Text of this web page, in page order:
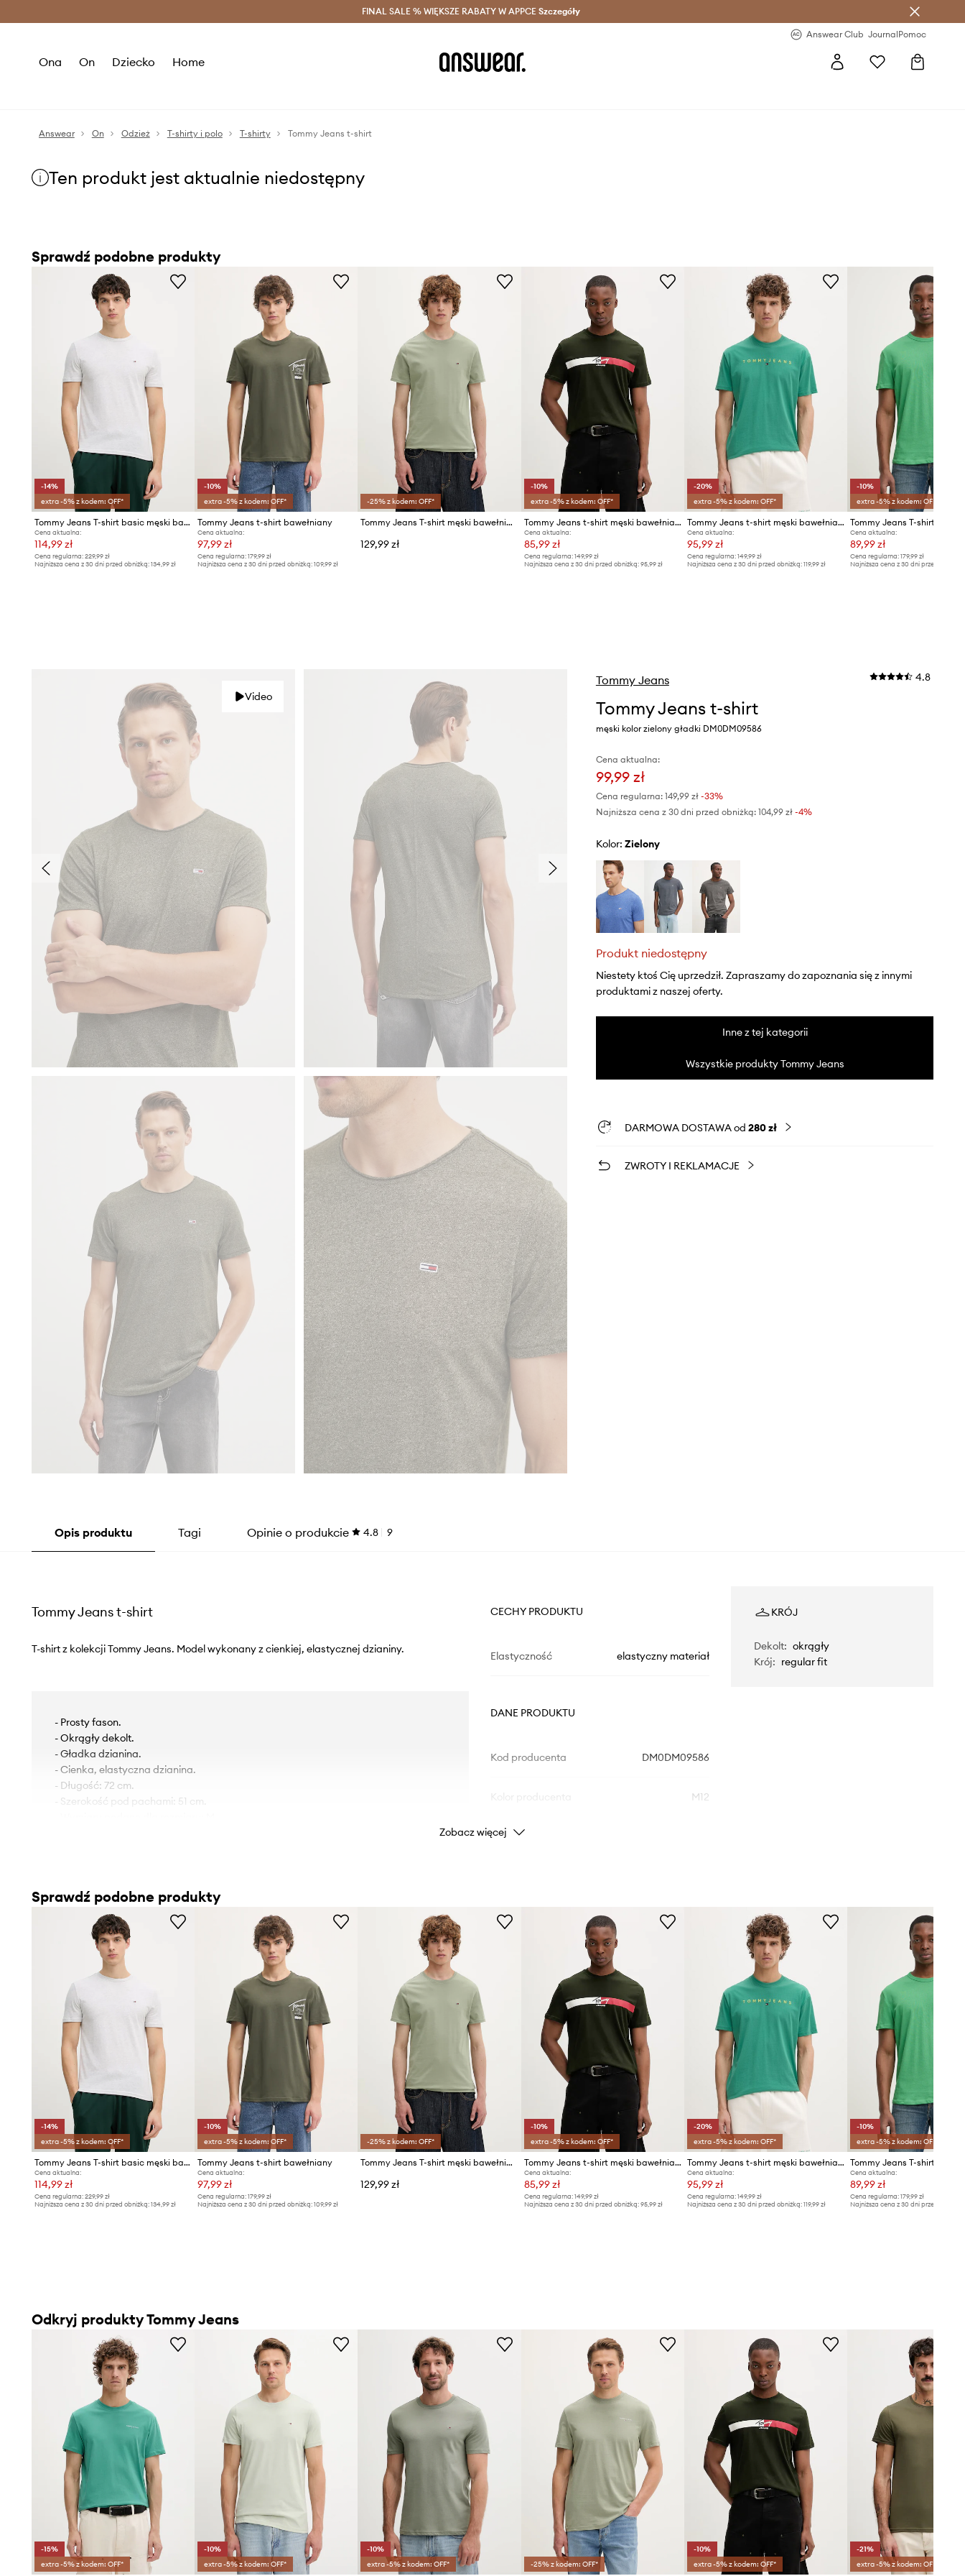
Oszczędzaj z Answear Club > Dostawa nawet w 24h >
FINAL SALE % WIĘKSZE RABATY W APPCE Szczegóły
Answear Club JournalPomoc
Ona On Dziecko Home
Answear On Odzież T-shirty i polo T-shirty Tommy Jeans t-shirt
Ten produkt jest aktualnie niedostępny
Sprawdź podobne produkty
-14%
extra -5% z kodem: OFF*
Tommy Jeans T-shirt basic męski bawełniany 2-pack
Cena aktualna:
114,99 zł
Cena regularna: 229,99 zł
Najniższa cena z 30 dni przed obniżką: 134,99 zł
-10%
extra -5% z kodem: OFF*
Tommy Jeans t-shirt bawełniany
Cena aktualna:
97,99 zł
Cena regularna:179,99 zł
Najniższa cena z 30 dni przed obniżką:109,99 zł
-25% z kodem: OFF*
Tommy Jeans T-shirt męski bawełniany
129,99 zł
-10%
extra -5% z kodem: OFF*
Tommy Jeans t-shirt męski bawełniany
Cena aktualna:
85,99 zł
Cena regularna: 149,99 zł
Najniższa cena z 30 dni przed obniżką: 95,99 zł
-20%
extra -5% z kodem: OFF*
Tommy Jeans t-shirt męski bawełniany
Cena aktualna:
95,99 zł
Cena regularna:149,99 zł
Najniższa cena z 30 dni przed obniżką:119,99 zł
-10%
extra -5% z kodem: OFF*
Cena aktualna:
89,99 zł
Cena regularna: 179,99 zł
Najniższa cena z 30 dni przed obniżką:
Video
Tommy Jeans 4.8
Tommy Jeans t-shirt
męski kolor zielony gładki DM0DM09586
Cena aktualna:
99,99 zł
Cena regularna: 149,99 zł-33%
Najniższa cena z 30 dni przed obniżką: 104,99 zł -4%
Kolor: zielony
Produkt niedostępny
Niestety ktoś Cię uprzedził. Zapraszamy do zapoznania się z innymi
produktami z naszej oferty.
Inne z tej kategorii
Wszystkie produkty Tommy Jeans
DARMOWA DOSTAWA od 280 zł
ZWROTY I REKLAMACJE
Opis produktu Tagi Opinie o produkcie 4.8 9
Tommy Jeans t-shirt
T-shirt z kolekcji Tommy Jeans. Model wykonany z cienkiej, elastycznej dzianiny.
- Prosty fason.
- Okrągły dekolt.
- Gładka dzianina.
- Cienka, elastyczna dzianina.
- Długość: 72 cm.
- Szerokość pod pachami: 51 cm.
CECHY PRODUKTU
Elastyczność elastyczny materiał
DANE PRODUKTU
Kod producenta DM0DM09586
M12
Kolor
ID Produktu
KRÓJ
Dekolt: okrągły
Krój: regular fit
Zobacz więcej
Sprawdź podobne produkty
-14%
extra -5% z kodem: OFF*
Tommy Jeans T-shirt basic męski bawełniany 2-pack
Cena aktualna:
114,99 zł
Cena regularna: 229,99 zł
Najniższa cena z 30 dni przed obniżką: 134,99 zł
-10%
extra -5% z kodem: OFF*
Tommy Jeans t-shirt bawełniany
Cena aktualna:
97,99 zł
Cena regularna:179,99 zł
Najniższa cena z 30 dni przed obniżką:109,99 zł
-25% z kodem: OFF*
Tommy Jeans T-shirt męski bawełniany
129,99 zł
-10%
extra -5% z kodem: OFF*
Tommy Jeans t-shirt męski bawełniany
Cena aktualna:
85,99 zł
Cena regularna: 149,99 zł
Najniższa cena z 30 dni przed obniżką: 95,99 zł
-20%
extra -5% z kodem: OFF*
Tommy Jeans t-shirt męski bawełniany
Cena aktualna:
95,99 zł
Cena regularna:149,99 zł
Najniższa cena z 30 dni przed obniżką:119,99 zł
-10%
extra -5% z kodem: OFF*
Cena aktualna:
89,99 zł
Cena regularna: 179,99 zł
Najniższa cena z 30 dni przed obniżką:
Odkryj produkty Tommy Jeans
-15%
extra -5% z kodem: OFF*
-10%
extra -5% z kodem: OFF*
-10%
extra -5% z kodem: OFF*
-25% z kodem: OFF*
-10%
extra -5% z kodem: OFF*
-21%
extra -5% z kodem: OFF*